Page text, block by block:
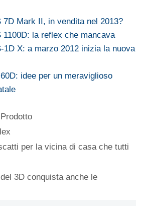
7D Mark II, in vendita nel 2013?
1100D: la reflex che mancava
1D X: a marzo 2012 inizia la nuova
idee per un meraviglioso
per la vicina di casa che tutti
3D conquista anche le